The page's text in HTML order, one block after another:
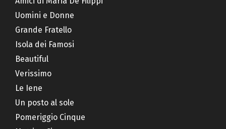
Uomini e Donne
Grande Fratello
Isola dei Famosi
Beautiful
Verissimo
Le Iene
Un posto al sole
Pomeriggio Cinque